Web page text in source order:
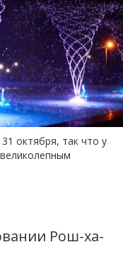
октября, так что у
Рош-ха-